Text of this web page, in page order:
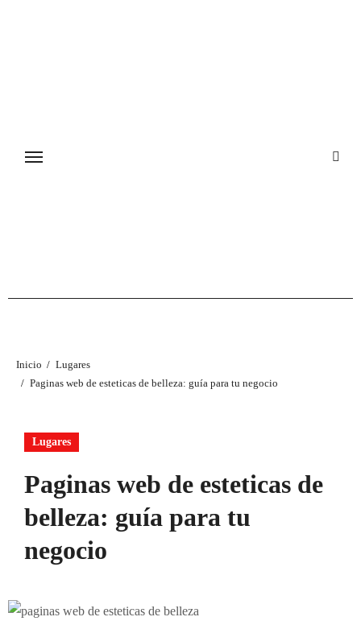
Inicio
Lugares
Paginas web de esteticas de belleza: guía para tu negocio
Lugares
Paginas web de esteticas de
belleza: guía para tu
negocio